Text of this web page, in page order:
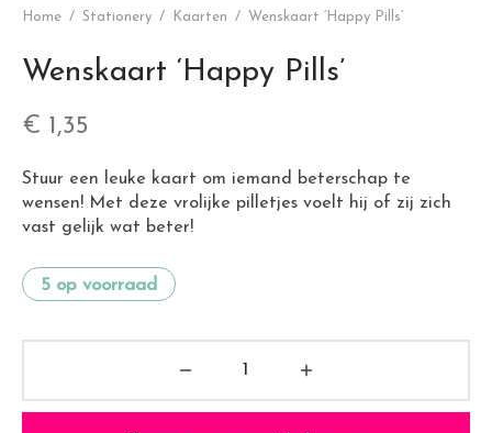
Home / Stationery / Kaarten / Wenskaart ‘Happy Pills’
Wenskaart ‘Happy Pills’
€ 1,35
Stuur een leuke kaart om iemand beterschap te
wensen! Met deze vrolijke pilletjes voelt hij of zij zich
vast gelijk wat beter!
5 op voorraad